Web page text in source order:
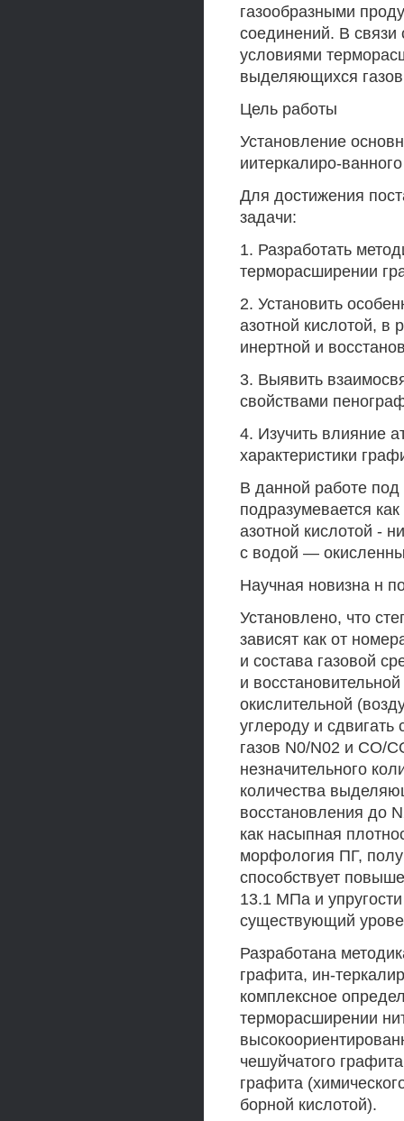
газообразными
соединений. В связи
условиями
выделяющихся
Цель работы
Установление
иитеркалиро-
Для достижения
задачи:
1. Разработать
терморасширении
2. Установить
азотной кислотой, в
инертной и
3. Выявить
свойствами
4. Изучить влияние
характеристики
В данной работе
подразумевается
азотной кислотой -
с водой —
Научная новизна н
Установлено, что
зависят как от
и состава газовой
и
окислительной
углероду и
газов N0/N02 и СО/
незначительного
количества
восстановления до
как насыпная
морфология ПГ,
способствует
13.1 МПа и
существующий
Разработана
графита, ин-
комплексное
терморасширении
чешуйчатого
графита
борной кислотой).